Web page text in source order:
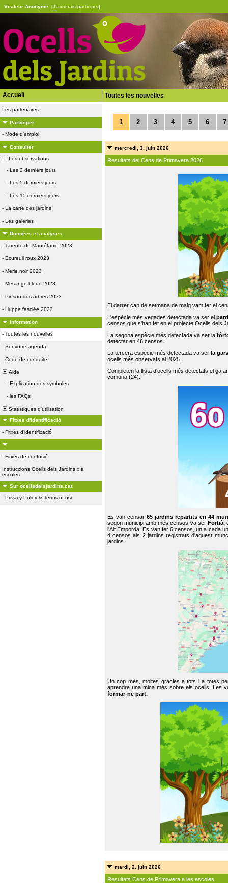
Visiteur Anonyme [J'aimerais participer]
Accueil
Les partenaires
Participer
- Mode d'emploi
Consulter
Les observations
- Les 2 derniers jours
- Les 5 derniers jours
- Les 15 derniers jours
- La carte des jardins
- Les galeries
Données et analyses
- Tarente de Maurétanie 2023
- Ecureuil roux 2023
- Merle noir 2023
- Mésange bleue 2023
- Pinson des arbres 2023
- Huppe fasciée 2023
Information
- Toutes les nouvelles
- Sur votre agenda
- Code de conduite
Aide
- Explication des symboles
- les FAQs
Statistiques d'utilisation
Fitxes d'identificació
- Fitxes d'identificació
- Fitxes de confusió
Instruccions Ocells dels Jardins x a
escoles
Sur ocellsdelsjardins.cat
- Privacy Policy & Terms of use
Toutes les nouvelles
1 2 3 4 5 6 7
mercredi, 3. juin 2026
Resultats del Cens de Primavera 2026
El darrer cap de setmana de maig vam fer el
L'espècie més vegades detectada va ser el
censos que s'han fet en el projecte Ocells dels
La segona espècie més detectada va ser la
detectar en 46 censos.
La tercera espècie més detectada va ser la
ocells més observats al 2025.
Completen la llista d'ocells més detectats el
comuna (24).
Es van censar65 jardins repartits en 44
segon municipi amb més censos va ser Fortià,
l'Alt Empordà. Es van fer 6 censos, un a cada
4 censos als 2 jardins registrats d'aquest
jardins.
Un cop més, moltes gràcies a tots i a totes
aprendre una mica més sobre els ocells. Les
formar-ne part.
mardi, 2. juin 2026
Resultats Cens de Primavera a les escoles